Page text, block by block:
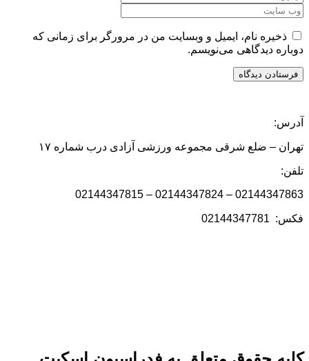
ذخیره نام، ایمیل و وبسایت من در مرورگر برای زمانی که
دوباره دیدگاهی می‌نویسم.
آدرس:
تهران – ضلع شرقی مجموعه ورزشی آزادی درب شماره ۱۷
تلفن:
02144347863 – 02144347824 – 02144347815
فکس: 02144347781